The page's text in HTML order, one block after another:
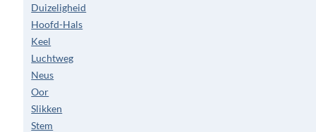
Duizeligheid
Hoofd-Hals
Keel
Luchtweg
Neus
Oor
Slikken
Stem